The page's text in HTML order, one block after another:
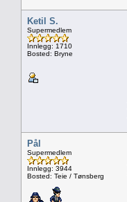
Ketil S.
Supermedlem
Innlegg: 1710
Bosted: Bryne
Pål
Supermedlem
Innlegg: 3944
Bosted: Teie / Tønsberg